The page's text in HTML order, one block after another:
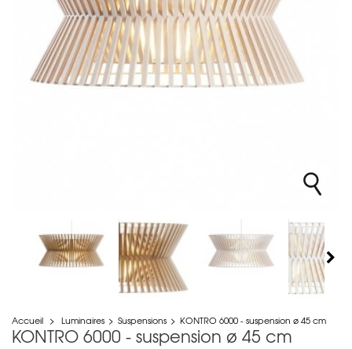
Accueil > Luminaires > Suspensions > KONTRO 6000 - suspension ø 45 cm
KONTRO 6000 - suspension ø 45 cm